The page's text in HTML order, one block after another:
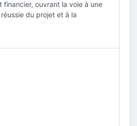
financier, ouvrant la voie à une
du projet et à la